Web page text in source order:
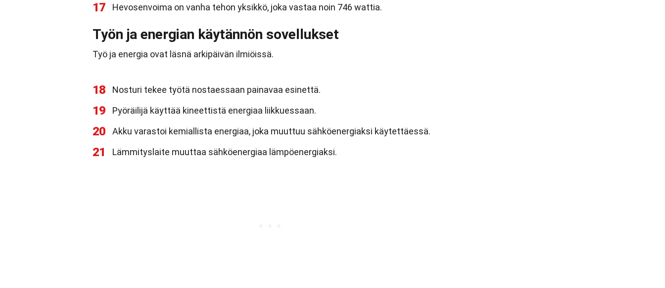
17 Hevosenvoima on vanha tehon yksikkö, joka vastaa noin 746 wattia.
Työn ja energian käytännön sovellukset
Työ ja energia ovat läsnä arkipäivän ilmiöissä.
18 Nosturi tekee työtä nostaessaan painavaa esinettä.
19 Pyöräilijä käyttää kineettistä energiaa liikkuessaan.
20 Akku varastoi kemiallista energiaa, joka muuttuu sähköenergiaksi käytettäessä.
21 Lämmityslaite muuttaa sähköenergiaa lämpöenergiaksi.